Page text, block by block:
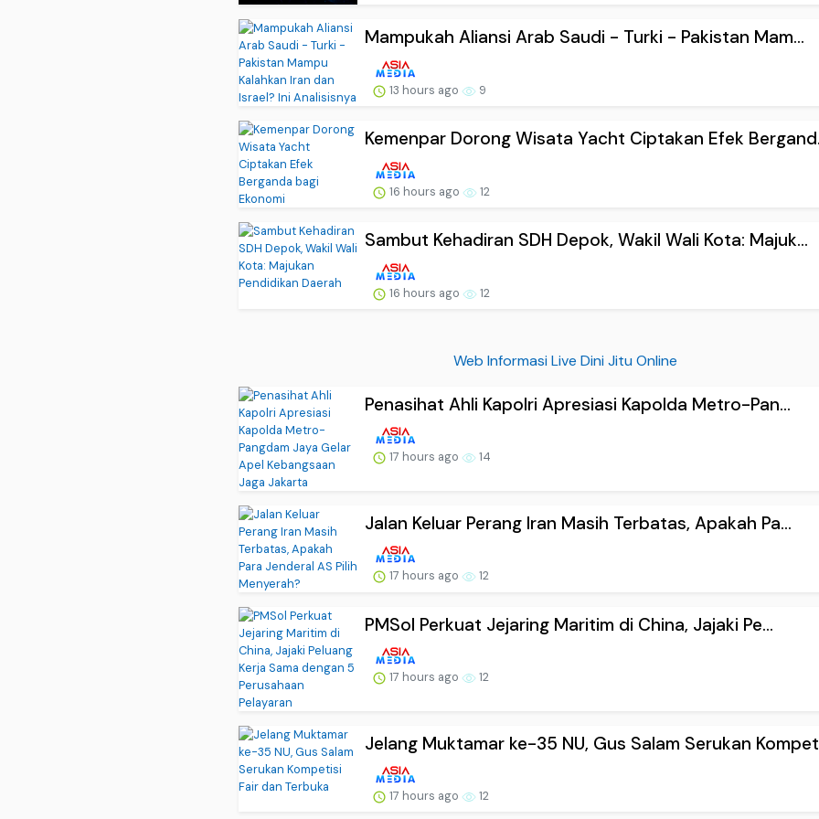
Mampukah Aliansi Arab Saudi - Turki - Pakistan Mam...
13 hours ago 9
Kemenpar Dorong Wisata Yacht Ciptakan Efek
16 hours ago 12
Sambut Kehadiran SDH Depok, Wakil Wali Kota: Majuk...
16 hours ago 12
Web Informasi Live Dini Jitu Online
Penasihat Ahli Kapolri Apresiasi Kapolda Metro-Pan...
17 hours ago 14
Jalan Keluar Perang Iran Masih Terbatas, Apakah Pa...
17 hours ago 12
PMSol Perkuat Jejaring Maritim di China, Jajaki Pe...
17 hours ago 12
Jelang Muktamar ke-35 NU, Gus Salam Serukan
17 hours ago 12